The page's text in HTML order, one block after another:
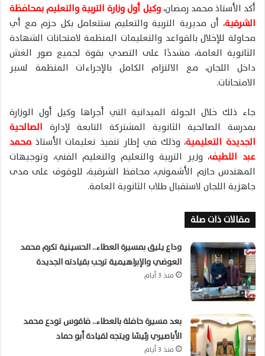
أكد الأستاذ محمد رمضان،وكيل أول وزارة التربية والتعليم بمحافظة
الشرقية، أن مديرية التربية والتعليم ستتعامل بكل حزم مع أي
محاولة للإخلال بالقواعد والتعليمات المنظمة لامتحانات الشهادة
الثانوية العامة، مشددًا على التصدي بقوة لجميع صور الغش
داخل اللجان، مع الالتزام الكامل بالإجراءات المنظمة لسير
الامتحانات.
جاء ذلك خلال الجولة الميدانية التي أجراها وكيل أول الوزارة
بمدرسة الصالحية الثانوية المشتركة التابعة لإدارة الصالحية
الجديدة التعليمية، وذلك في إطار تنفيذ تعليمات الأستاذ محمد
عبد اللطيف، وزير التربية والتعليم والتعليم الفني، وتوجيهات
المهندس حازم الأشموني، محافظ الشرقية، للوقوف على مدى
جاهزية اللجان لاستقبال طلاب الثانوية العامة.
مقالات ذات صلة
وداع يليق بمسيرة العطاء.. الحسينية تكرم محمد
العوضي والإبراهيمية ترحب بقيادته الجديدة
منذ 3 أيام
بعد مسيرة حافلة بالعطاء.. فاقوس تودع محمد
الأباصيري رئيسًا ويتجه لقيادة أبو حماد
منذ 3 أيام